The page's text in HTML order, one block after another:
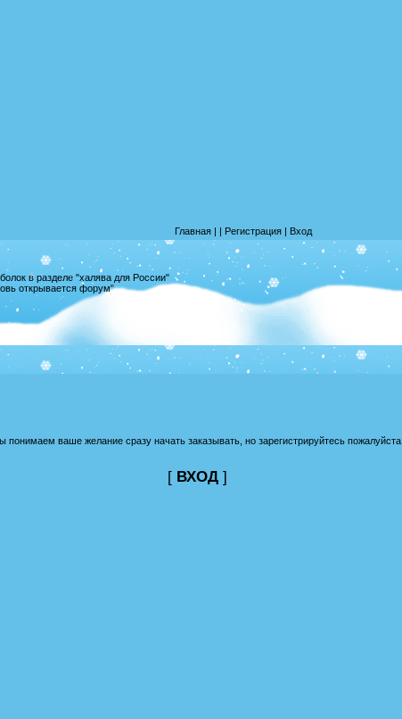
Главная| | Регистрация| Вход
в разделе "халява для России"
открывается форум"
понимаем ваше желание сразу начать заказывать, но зарегистрируйтесь пожалуйста.
[ ВХОД ]